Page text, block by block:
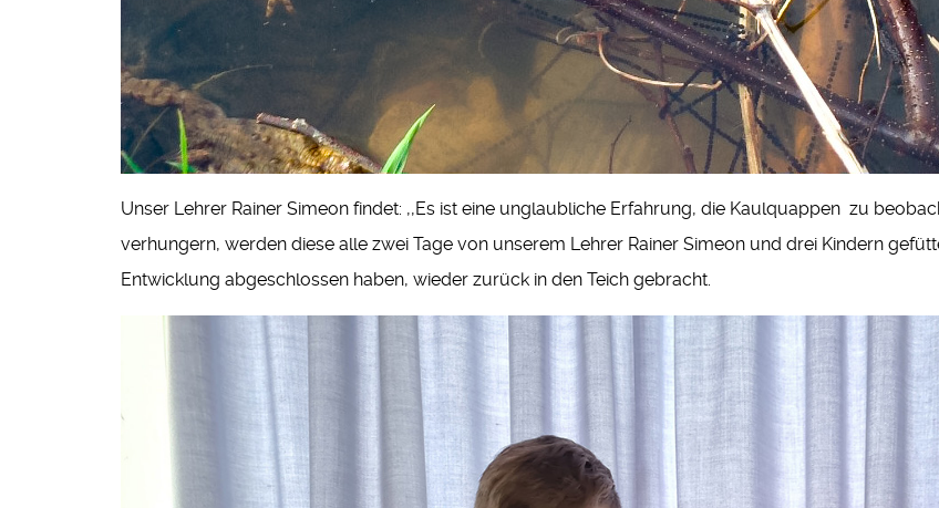
Unser Lehrer Rainer Simeon findet: ,,Es ist eine unglaubliche Erfahrung, die Kaulquappen zu
verhungern, werden diese alle zwei Tage von unserem Lehrer Rainer Simeon und drei Kindern
Entwicklung abgeschlossen haben, wieder zurück in den Teich gebracht.